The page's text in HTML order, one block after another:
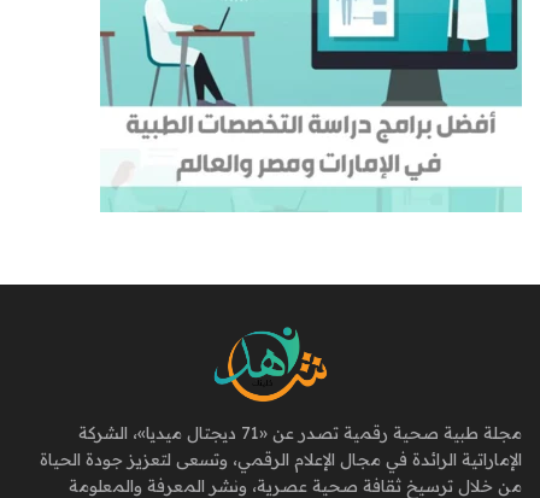
مجلة طبية صحية رقمية تصدر عن «71 ديجتال ميديا»، الشركة
الإماراتية الرائدة في مجال الإعلام الرقمي، وتسعى لتعزيز جودة الحياة
من خلال ترسيخ ثقافة صحية عصرية، ونشر المعرفة والمعلومة